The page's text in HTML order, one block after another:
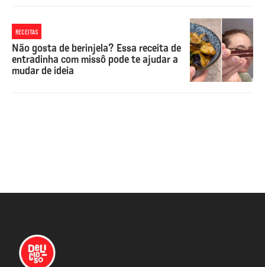
RECEITAS
Não gosta de berinjela? Essa receita de
entradinha com missô pode te ajudar a
mudar de ideia